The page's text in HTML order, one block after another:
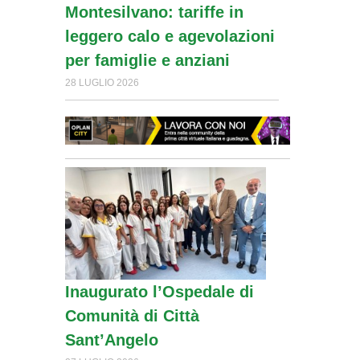
Montesilvano: tariffe in
leggero calo e agevolazioni
per famiglie e anziani
28 LUGLIO 2026
Inaugurato l’Ospedale di
Comunità di Città
Sant’Angelo